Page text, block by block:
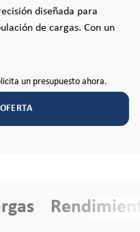
diseñada para
de cargas. Con un
un presupuesto ahora.